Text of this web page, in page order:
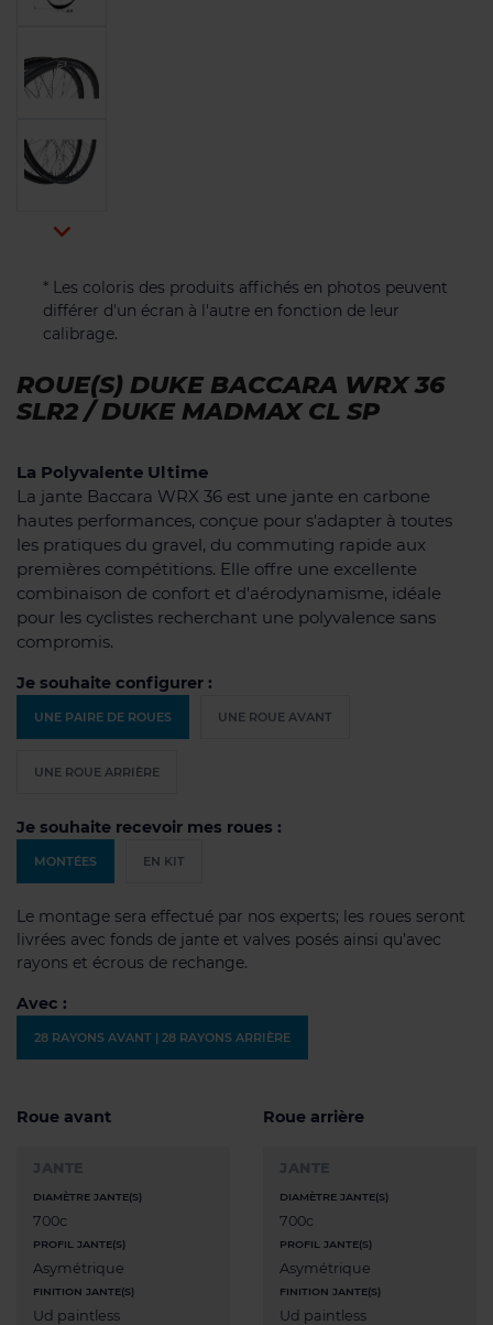

* Les coloris des produits affichés en photos peuvent
différer d'un écran à l'autre en fonction de leur
calibrage.
ROUE(S) DUKE BACCARA WRX 36
SLR2 / DUKE MADMAX CL SP
La Polyvalente Ultime
La jante Baccara WRX 36 est une jante en carbone
hautes performances, conçue pour s'adapter à toutes
les pratiques du gravel, du commuting rapide aux
premières compétitions. Elle offre une excellente
combinaison de confort et d'aérodynamisme, idéale
pour les cyclistes recherchant une polyvalence sans
compromis.
Je souhaite configurer :
UNE PAIRE DE ROUES UNE ROUE AVANT
UNE ROUE ARRIÈRE
Je souhaite recevoir mes roues :
MONTÉES EN KIT
Le montage sera effectué par nos experts; les roues seront
livrées avec fonds de jante et valves posés ainsi qu’avec
rayons et écrous de rechange.
Avec :
28 RAYONS AVANT | 28 RAYONS ARRIÈRE
Roue avant
JANTE
DIAMÈTRE JANTE(S)
700c
PROFIL JANTE(S)
Asymétrique
FINITION JANTE(S)
Ud paintless
Roue arrière
JANTE
DIAMÈTRE JANTE(S)
700c
PROFIL JANTE(S)
Asymétrique
FINITION JANTE(S)
Ud paintless